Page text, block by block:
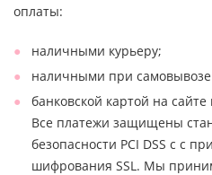
оплаты:
наличными курьеру;
наличными при самовывозе
банковской картой на
Все платежи защищены
безопасности PCI DSS с с
шифрования SSL. Мы